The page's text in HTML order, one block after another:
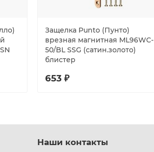
Защелка Punto (Пунто)
врезная магнитная ML96WC-
50/BL SSG (сатин.золото)
блистер
653 ₽
Наши контакты